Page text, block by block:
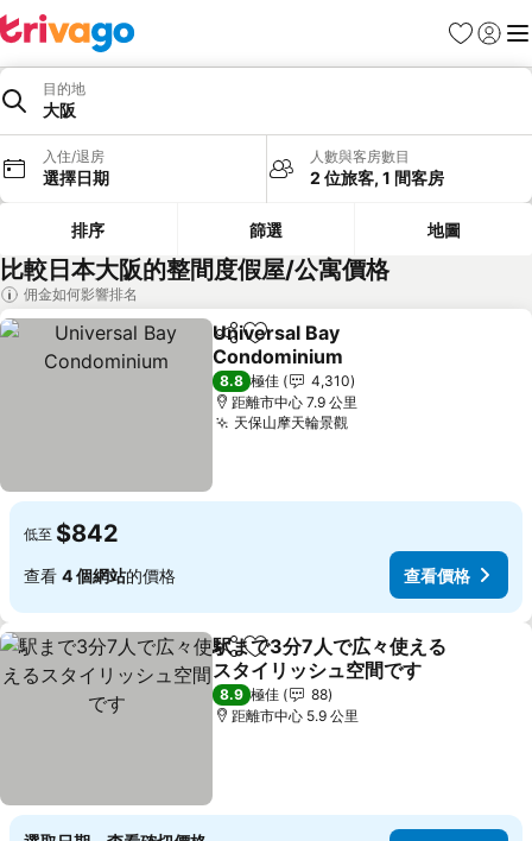
收藏夾
登入 選
目的地
大阪
入住/退房
選擇日期
人數與客房數目
2 位旅客, 1 間客房
排序 篩選 地圖
比較日本大阪的整間度假屋/公寓價格
佣金如何影響排名
分享 放到收藏夾
Universal Bay
Condominium
查看價格
8.8 極佳
4,310
距離市中心 7.9 公里
天保山摩天輪景觀查看價格
低至 $842
查看 4 個網站的價格 查看價格
分享 放到收藏夾
駅まで3分7人で広々使える
スタイリッシュ空間です
查看價格
8.9 極佳
88
距離市中心 5.9 公里